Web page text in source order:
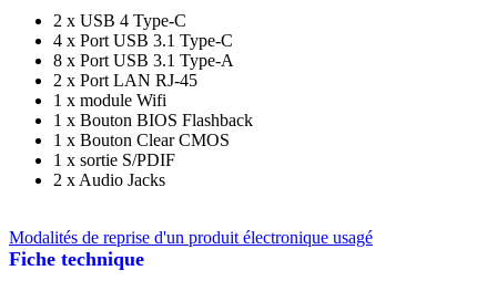
Fiche technique
2 x USB 4 Type-C
4 x Port USB 3.1 Type-C
8 x Port USB 3.1 Type-A
2 x Port LAN RJ-45
1 x module Wifi
1 x Bouton BIOS Flashback
1 x Bouton Clear CMOS
1 x sortie S/PDIF
2 x Audio Jacks
Modalités de reprise d'un produit électronique usagé